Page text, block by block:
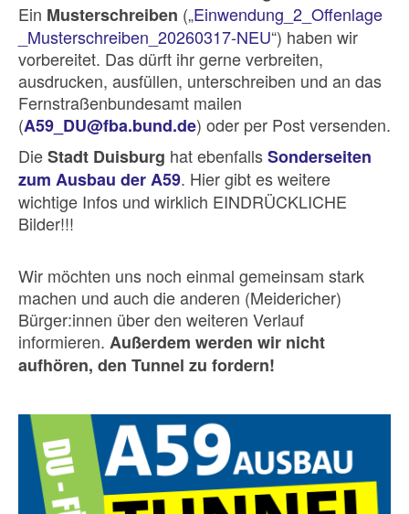
Ein Musterschreiben („Einwendung_2_Offenlage
_Musterschreiben_20260317-NEU“) haben wir
vorbereitet. Das dürft ihr gerne verbreiten,
ausdrucken, ausfüllen, unterschreiben und an das
Fernstraßenbundesamt mailen
(A59_DU@fba.bund.de) oder per Post versenden.
DieStadt Duisburg hat ebenfallsSonderseiten
zum Ausbau der A59. Hier gibt es weitere
wichtige Infos und wirklich EINDRÜCKLICHE
Bilder!!!
Wir möchten uns noch einmal gemeinsam stark
machen und auch die anderen (Meidericher)
Bürger:innen über den weiteren Verlauf
informieren. Außerdem werden wir nicht
aufhören, den Tunnel zu fordern!